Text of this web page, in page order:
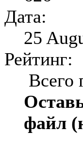
Дата:
25
Рейтинг:
Всего
файл